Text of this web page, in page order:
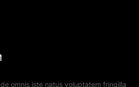
omnis iste natus voluptatem fringilla